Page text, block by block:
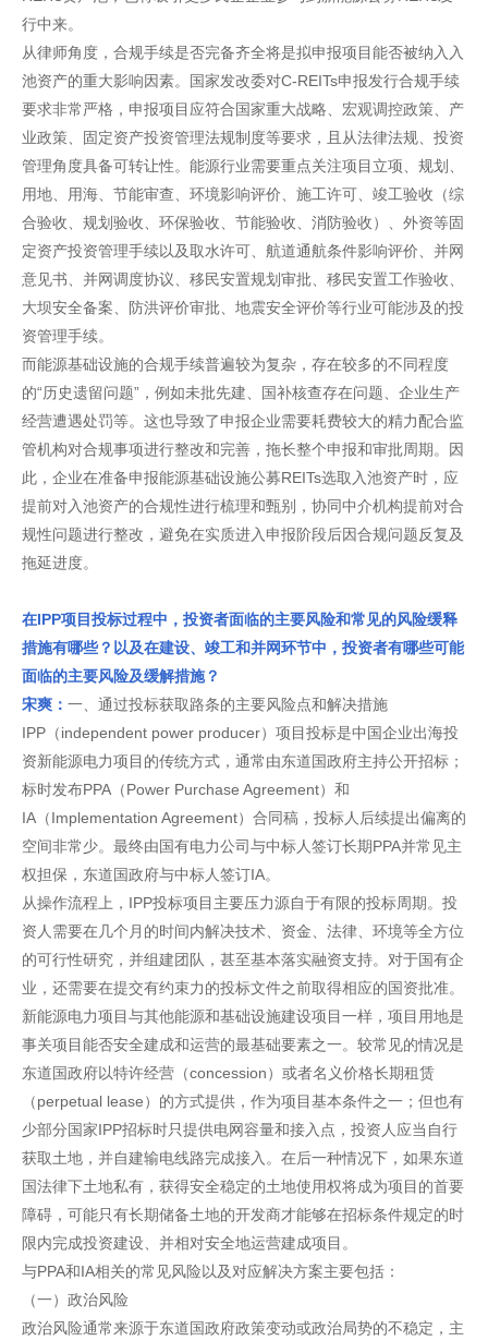
行中来。
从律师角度，合规手续是否完备齐全将是拟申报项目能否被纳入入
池资产的重大影响因素。国家发改委对C-REITs申报发行合规手续
要求非常严格，申报项目应符合国家重大战略、宏观调控政策、产
业政策、固定资产投资管理法规制度等要求，且从法律法规、投资
管理角度具备可转让性。能源行业需要重点关注项目立项、规划、
用地、用海、节能审查、环境影响评价、施工许可、竣工验收（综
合验收、规划验收、环保验收、节能验收、消防验收）、外资等固
定资产投资管理手续以及取水许可、航道通航条件影响评价、并网
意见书、并网调度协议、移民安置规划审批、移民安置工作验收、
大坝安全备案、防洪评价审批、地震安全评价等行业可能涉及的投
资管理手续。
而能源基础设施的合规手续普遍较为复杂，存在较多的不同程度
的“历史遗留问题”，例如未批先建、国补核查存在问题、企业生产
经营遭遇处罚等。这也导致了申报企业需要耗费较大的精力配合监
管机构对合规事项进行整改和完善，拖长整个申报和审批周期。因
此，企业在准备申报能源基础设施公募REITs选取入池资产时，应
提前对入池资产的合规性进行梳理和甄别，协同中介机构提前对合
规性问题进行整改，避免在实质进入申报阶段后因合规问题反复及
拖延进度。
在IPP项目投标过程中，投资者面临的主要风险和常见的风险缓释
措施有哪些？以及在建设、竣工和并网环节中，投资者有哪些可能
面临的主要风险及缓解措施？
宋爽： 一、通过投标获取路条的主要风险点和解决措施
IPP（independent power producer）项目投标是中国企业出海投
资新能源电力项目的传统方式，通常由东道国政府主持公开招标；
标时发布PPA（Power Purchase Agreement）和
IA（Implementation Agreement）合同稿，投标人后续提出偏离的
空间非常少。最终由国有电力公司与中标人签订长期PPA并常见主
权担保，东道国政府与中标人签订IA。
从操作流程上，IPP投标项目主要压力源自于有限的投标周期。投
资人需要在几个月的时间内解决技术、资金、法律、环境等全方位
的可行性研究，并组建团队，甚至基本落实融资支持。对于国有企
业，还需要在提交有约束力的投标文件之前取得相应的国资批准。
新能源电力项目与其他能源和基础设施建设项目一样，项目用地是
事关项目能否安全建成和运营的最基础要素之一。较常见的情况是
东道国政府以特许经营（concession）或者名义价格长期租赁
（perpetual lease）的方式提供，作为项目基本条件之一；但也有
少部分国家IPP招标时只提供电网容量和接入点，投资人应当自行
获取土地，并自建输电线路完成接入。在后一种情况下，如果东道
国法律下土地私有，获得安全稳定的土地使用权将成为项目的首要
障碍，可能只有长期储备土地的开发商才能够在招标条件规定的时
限内完成投资建设、并相对安全地运营建成项目。
与PPA和IA相关的常见风险以及对应解决方案主要包括：
（一）政治风险
政治风险通常来源于东道国政府政策变动或政治局势的不稳定，主